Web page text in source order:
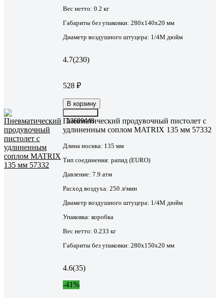
Вес нетто: 0.2 кг
Габариты без упаковки: 280х140х20 мм
Диаметр воздушного штуцера: 1/4М дюйм
4.7(230)
528 ₽
В корзину
13699448
Пневматический продувочный пистолет с
удлиненным соплом MATRIX 135 мм 57332
Длина носика: 135 мм
Тип соединения: рапид (EURO)
Давление: 7.9 атм
Расход воздуха: 250 л/мин
Диаметр воздушного штуцера: 1/4М дюйм
Упаковка: коробка
Вес нетто: 0.233 кг
Габариты без упаковки: 280х150х20 мм
4.6(35)
-41%